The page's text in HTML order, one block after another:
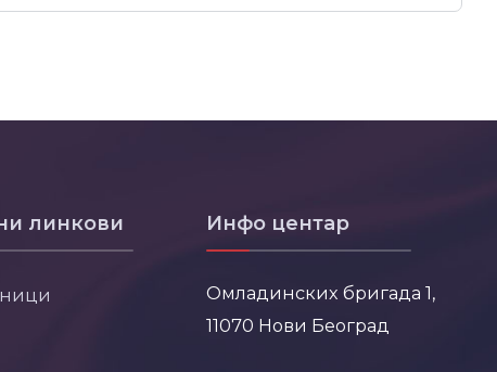
линкови Инфо центар
Омладинских бригада 1,
11070 Нови Београд